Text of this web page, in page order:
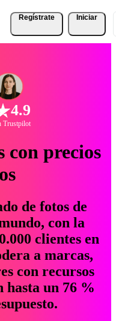
Regístrate Iniciar
4.9
Trustpilot
con precios
de fotos de
con la
clientes en
a marcas,
con recursos
hasta un 76 %